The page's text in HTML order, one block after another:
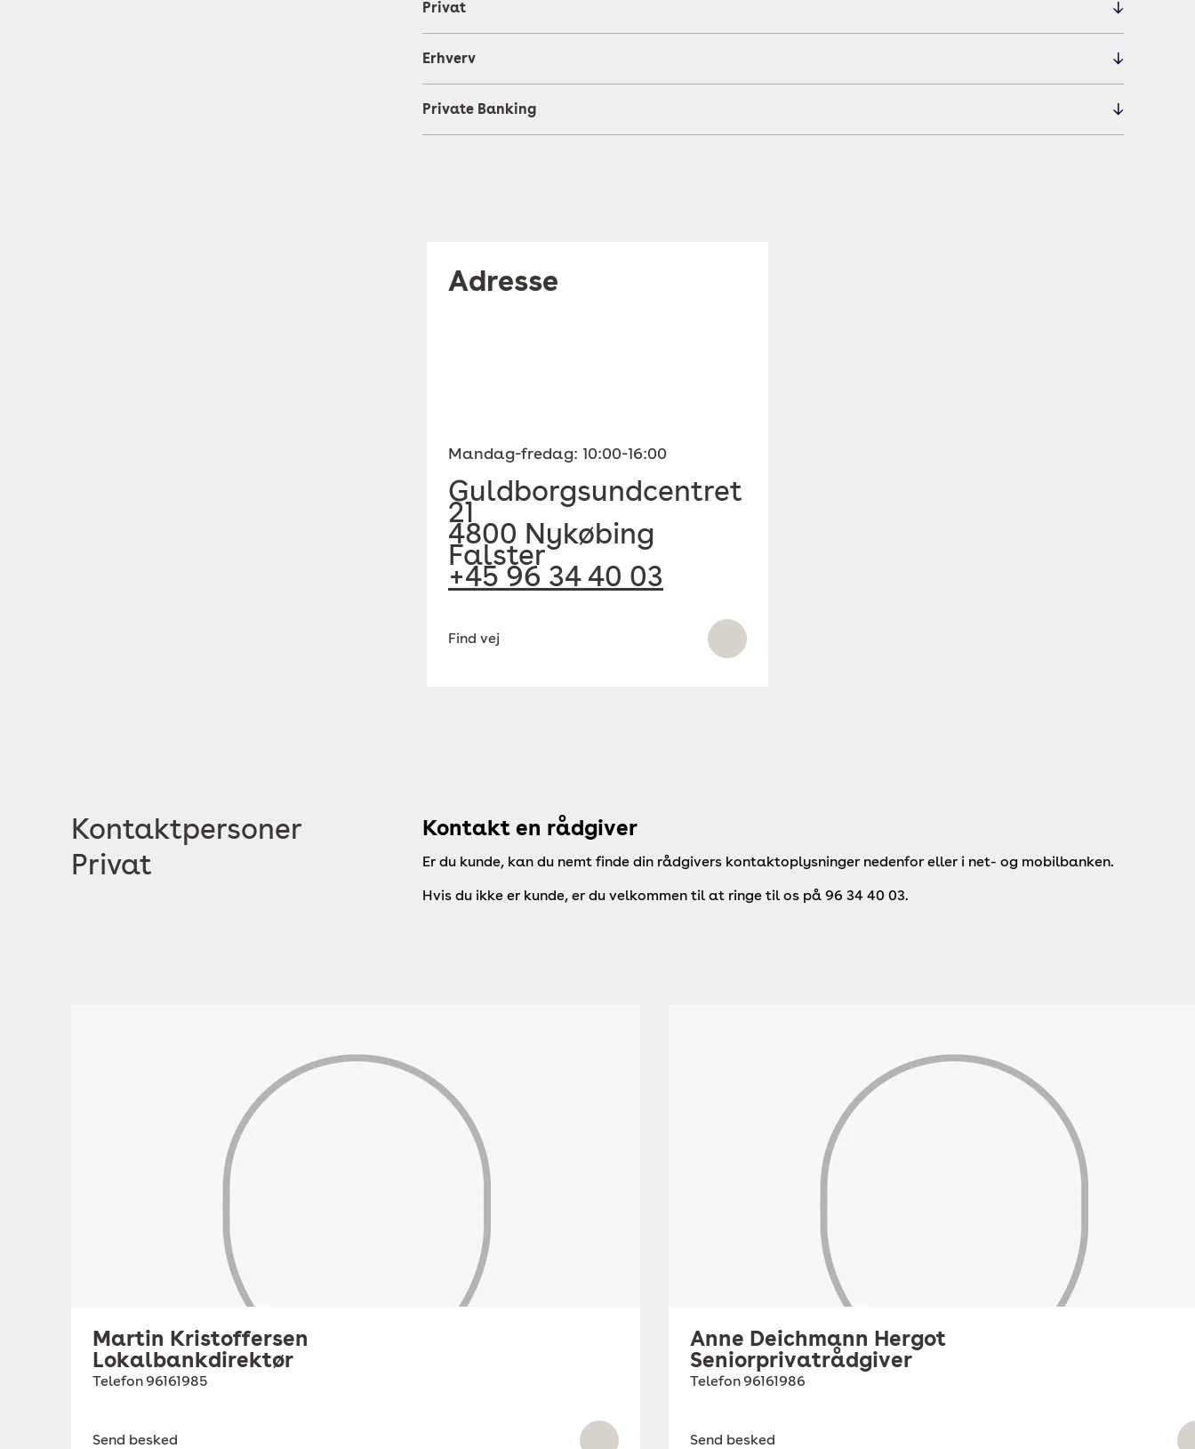
Privat
Erhverv
Private Banking
Adresse
Mandag-fredag: 10:00-16:00
Guldborgsundcentret
21
4800 Nykøbing
Falster
+45 96 34 40 03
Find vej
Kontaktpersoner
Privat
Kontakt en rådgiver
Er du kunde, kan du nemt finde din rådgivers kontaktoplysninger nedenfor eller i net- og mobilbanken.
Hvis du ikke er kunde, er du velkommen til at ringe til os på 96 34 40 03.
Martin Kristoffersen
Lokalbankdirektør
Telefon96161985
Send besked
Anne Deichmann Hergot
Seniorprivatrådgiver
Telefon96161986
Send besked